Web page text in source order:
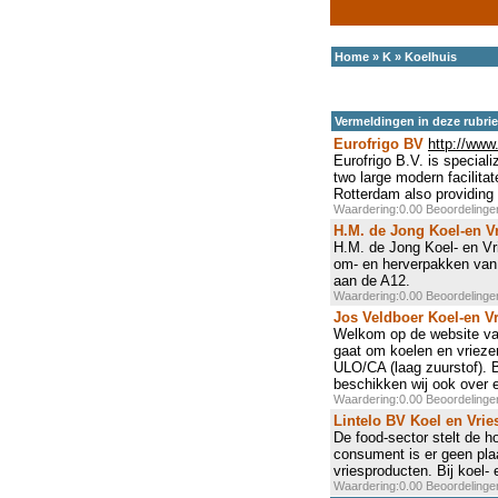
Home » K » Koelhuis
Vermeldingen in deze
Eurofrigo BV http://
Eurofrigo B.V. is
two large modern
Rotterdam also
Waardering:0.00
H.M. de Jong Koel-en
H.M. de Jong Koel- en
om- en herverpakken
aan de A12.
Waardering:0.00
Jos Veldboer Koel-en
Welkom op de website
gaat om koelen en
ULO/CA (laag zuurstof).
beschikken wij ook over
Waardering:0.00
Lintelo BV Koel en
De food-sector stelt de
consument is er geen
vriesproducten. Bij koel-
Waardering:0.00